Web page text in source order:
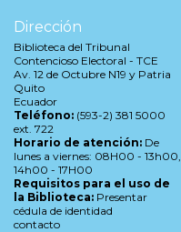
Dirección
Biblioteca del Tribunal
Contencioso Electoral - TCE
Av. 12 de Octubre N19 y Patria
Quito
Ecuador
Teléfono: (593-2) 381 5000
ext. 722
Horario de atención: De
lunes a viernes: 08H00 - 13h00,
14h00 - 17H00
Requisitos para el uso de
la Biblioteca: Presentar
cédula de identidad
contacto